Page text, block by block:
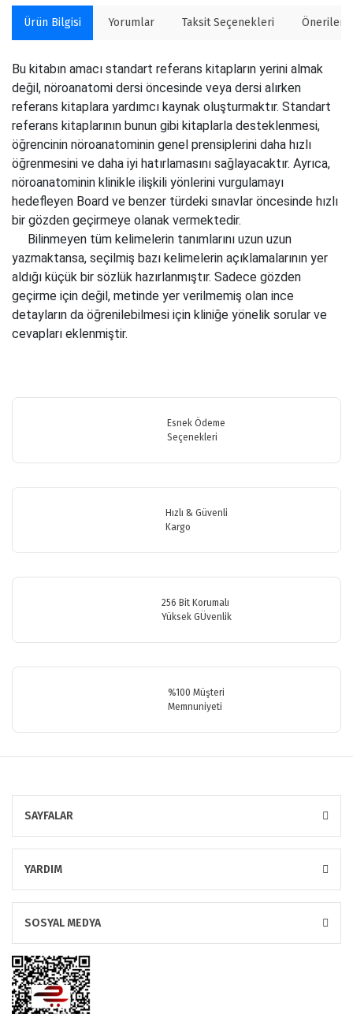
Ürün Bilgisi Yorumlar Taksit Seçenekleri
Bu kitabın amacı standart referans kitapların yerini almak
değil, nöroanatomi dersi öncesinde veya dersi alırken
referans kitaplara yardımcı kaynak oluşturmaktır. Standart
referans kitaplarının bunun gibi kitaplarla desteklenmesi,
öğrencinin nöroanatominin genel prensiplerini daha hızlı
öğrenmesini ve daha iyi hatırlamasını sağlayacaktır. Ayrıca,
nöroanatominin klinikle ilişkili yönlerini vurgulamayı
hedefleyen Board ve benzer türdeki sınavlar öncesinde hızlı
bir gözden geçirmeye olanak vermektedir.
Bilinmeyen tüm kelimelerin tanımlarını uzun uzun
yazmaktansa, seçilmiş bazı kelimelerin açıklamalarının yer
aldığı küçük bir sözlük hazırlanmıştır. Sadece gözden
geçirme için değil, metinde yer verilmemiş olan ince
detayların da öğrenilebilmesi için kliniğe yönelik sorular ve
cevapları eklenmiştir.
Bu ürüne ilk yorumu siz yapın!
Görüş ve önerileriniz için teşekkür ederiz.
Ürün resmi kalitesiz, bozuk veya görüntülenemiyor.
Ürün fiyatı diğer sitelerden daha pahalı.
Esnek Ödeme
Seçenekleri
Hızlı & Güvenli
Kargo
256 Bit Korumalı
Yüksek GÜvenlik
%100 Müşteri
Memnuniyeti
SAYFALAR
YARDIM
SOSYAL MEDYA